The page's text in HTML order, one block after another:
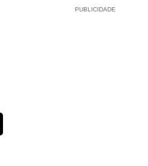
PUBLICIDADE